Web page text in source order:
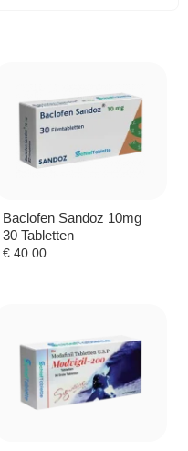
Baclofen Sandoz 10mg
30 Tabletten
€40.00